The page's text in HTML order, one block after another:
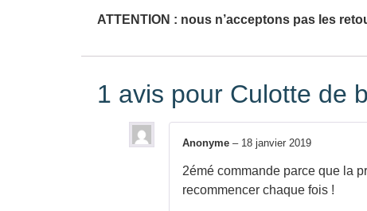
ATTENTION : nous n’acceptons pas les
1 avis pour Culotte de
Anonyme – 18 janvier 2019
2émé commande parce que la
recommencer chaque fois !